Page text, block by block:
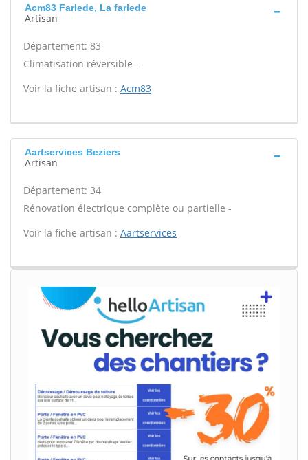
Acm83 Farlede, La farlede
Artisan
Département: 83
Climatisation réversible -
Voir la fiche artisan : Acm83
Aartservices Beziers
Artisan
Département: 34
Rénovation électrique complète ou partielle -
Voir la fiche artisan : Aartservices